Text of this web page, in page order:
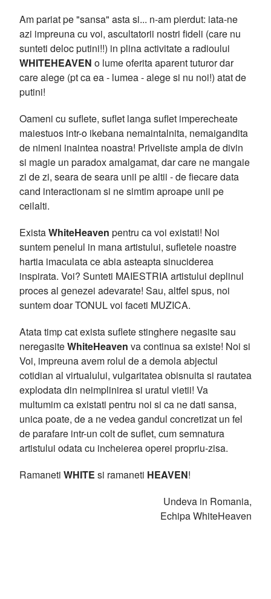
Am pariat pe "sansa" asta si... n-am pierdut: iata-ne
azi impreuna cu voi, ascultatorii nostri fideli (care nu
sunteti deloc putini!!) in plina activitate a radioului
WHITEHEAVEN o lume oferita aparent tuturor dar
care alege (pt ca ea - lumea - alege si nu noi!) atat de
putini!
Oameni cu suflete, suflet langa suflet imperecheate
maiestuos intr-o ikebana nemaintalnita, nemaigandita
de nimeni inaintea noastra! Priveliste ampla de divin
si magie un paradox amalgamat, dar care ne mangaie
zi de zi, seara de seara unii pe altii - de fiecare data
cand interactionam si ne simtim aproape unii pe
ceilalti.
ExistaWhiteHeaven pentru ca voi existati! Noi
suntem penelul in mana artistului, sufletele noastre
hartia imaculata ce abia asteapta sinuciderea
inspirata. Voi? Sunteti MAIESTRIA artistului deplinul
proces al genezei adevarate! Sau, altfel spus, noi
suntem doar TONUL voi faceti MUZICA.
Atata timp cat exista suflete stinghere negasite sau
neregasiteWhiteHeaven va continua sa existe! Noi si
Voi, impreuna avem rolul de a demola abjectul
cotidian al virtualului, vulgaritatea obisnuita si rautatea
explodata din neimplinirea si uratul vietii! Va
multumim ca existati pentru noi si ca ne dati sansa,
unica poate, de a ne vedea gandul concretizat un fel
de parafare intr-un colt de suflet, cum semnatura
artistului odata cu incheierea operei propriu-zisa.
Ramaneti WHITE si ramaneti HEAVEN!
Undeva in Romania,
Echipa WhiteHeaven